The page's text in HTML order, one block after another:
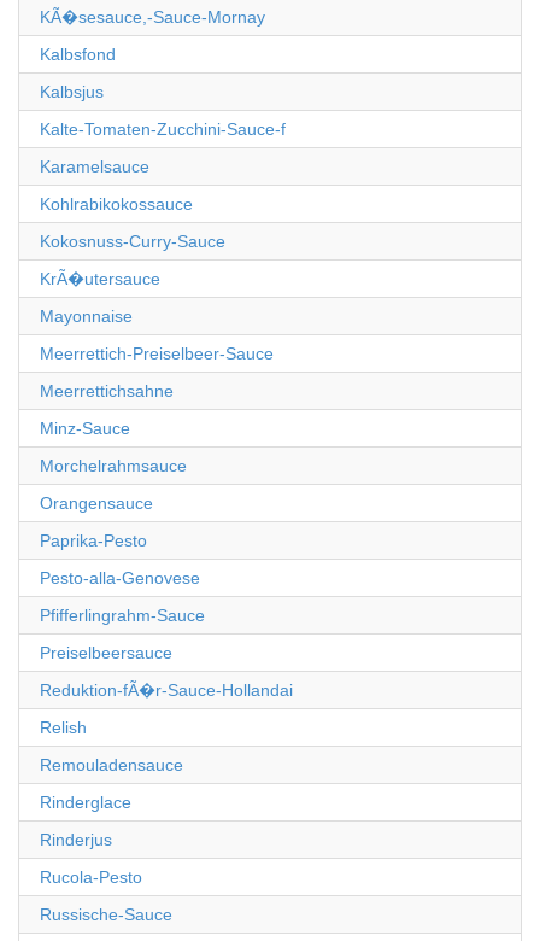
KÃ�sesauce,-Sauce-Mornay
Kalbsfond
Kalbsjus
Kalte-Tomaten-Zucchini-Sauce-f
Karamelsauce
Kohlrabikokossauce
Kokosnuss-Curry-Sauce
KrÃ�utersauce
Mayonnaise
Meerrettich-Preiselbeer-Sauce
Meerrettichsahne
Minz-Sauce
Morchelrahmsauce
Orangensauce
Paprika-Pesto
Pesto-alla-Genovese
Pfifferlingrahm-Sauce
Preiselbeersauce
Reduktion-fÃ�r-Sauce-Hollandai
Relish
Remouladensauce
Rinderglace
Rinderjus
Rucola-Pesto
Russische-Sauce